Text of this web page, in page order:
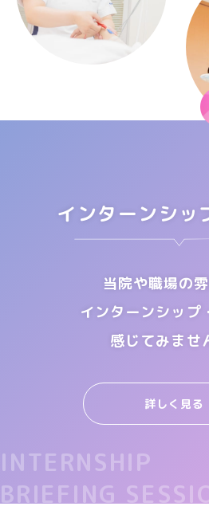
インターンシッ
当院や職場の
インターンシップ
感じてみませ
詳しく見る
INTERNSHIP
BRIEFING